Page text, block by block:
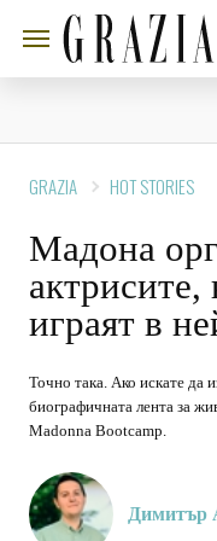
GRAZIA HOT STORIES
Мадона
актрисите,
играят в
Точно така. Ако искате да
биографичната лента за
Madonna Bootcamp.
Димитър